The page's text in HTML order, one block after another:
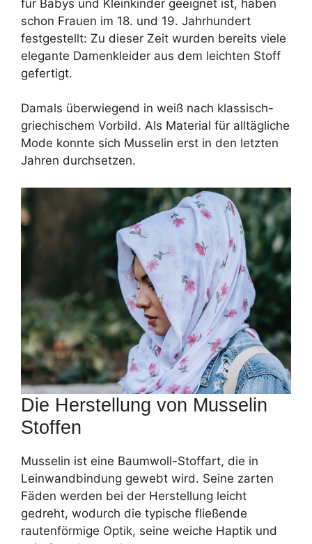
für Babys und Kleinkinder geeignet ist, haben
schon Frauen im 18. und 19. Jahrhundert
festgestellt: Zu dieser Zeit wurden bereits viele
elegante Damenkleider aus dem leichten Stoff
gefertigt.
Damals überwiegend in weiß nach klassisch-
griechischem Vorbild. Als Material für alltägliche
Mode konnte sich Musselin erst in den letzten
Jahren durchsetzen.
Die Herstellung von Musselin
Stoffen
Musselin ist eine Baumwoll-Stoffart, die in
Leinwandbindung gewebt wird. Seine zarten
Fäden werden bei der Herstellung leicht
gedreht, wodurch die typische fließende
rautenförmige Optik, seine weiche Haptik und